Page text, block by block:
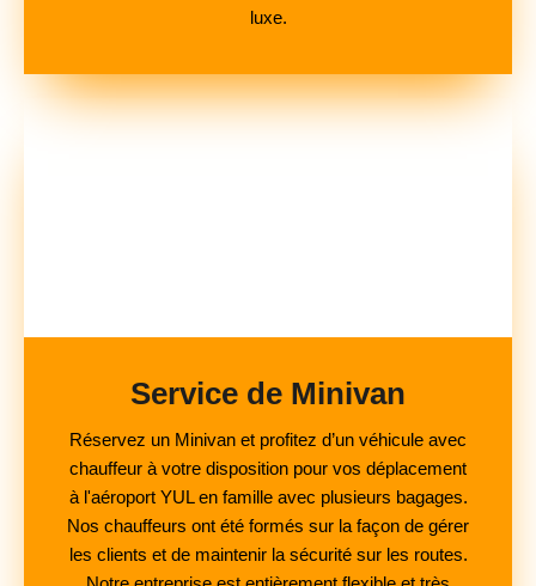
luxe.
Service de Minivan
Réservez un Minivan et profitez d’un véhicule avec
chauffeur à votre disposition pour vos déplacement
à l'aéroport YUL en famille avec plusieurs bagages.
Nos chauffeurs ont été formés sur la façon de gérer
les clients et de maintenir la sécurité sur les routes.